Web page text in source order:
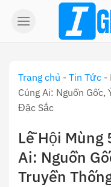
Trang chủ - Tin Tức -
Cúng Ai: Nguồn Gốc,
Đặc Sắc
Lễ Hội Mùng
Ai: Nguồn
Truyền